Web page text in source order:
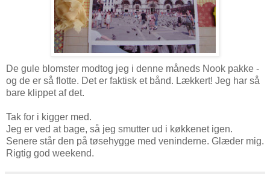
De gule blomster modtog jeg i denne måneds Nook pakke -
og de er så flotte. Det er faktisk et bånd. Lækkert! Jeg har så
bare klippet af det.
Tak for i kigger med.
Jeg er ved at bage, så jeg smutter ud i køkkenet igen.
Senere står den på tøsehygge med veninderne. Glæder mig.
Rigtig god weekend.